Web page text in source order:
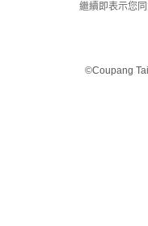
繼續即表示您
©Coupang